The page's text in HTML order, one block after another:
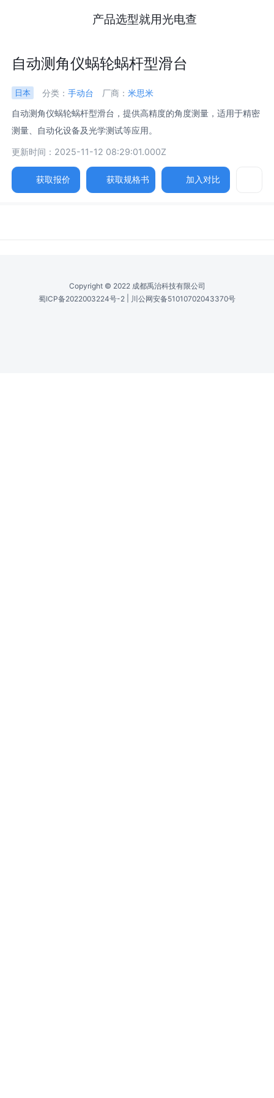
产品选型就用光电查
自动测角仪蜗轮蜗杆型滑台
日本 分类： 手动台 厂商：米思米
自动测角仪蜗轮蜗杆型滑台，提供高精度的角度测量，适用于精密
测量、自动化设备及光学测试等应用。
更新时间：2025-11-12 08:29:01.000Z
获取报价 获取规格书 加入对比
Copyright © 2022 成都禹治科技有限公司
蜀ICP备2022003224号-2
川公网安备51010702043370号